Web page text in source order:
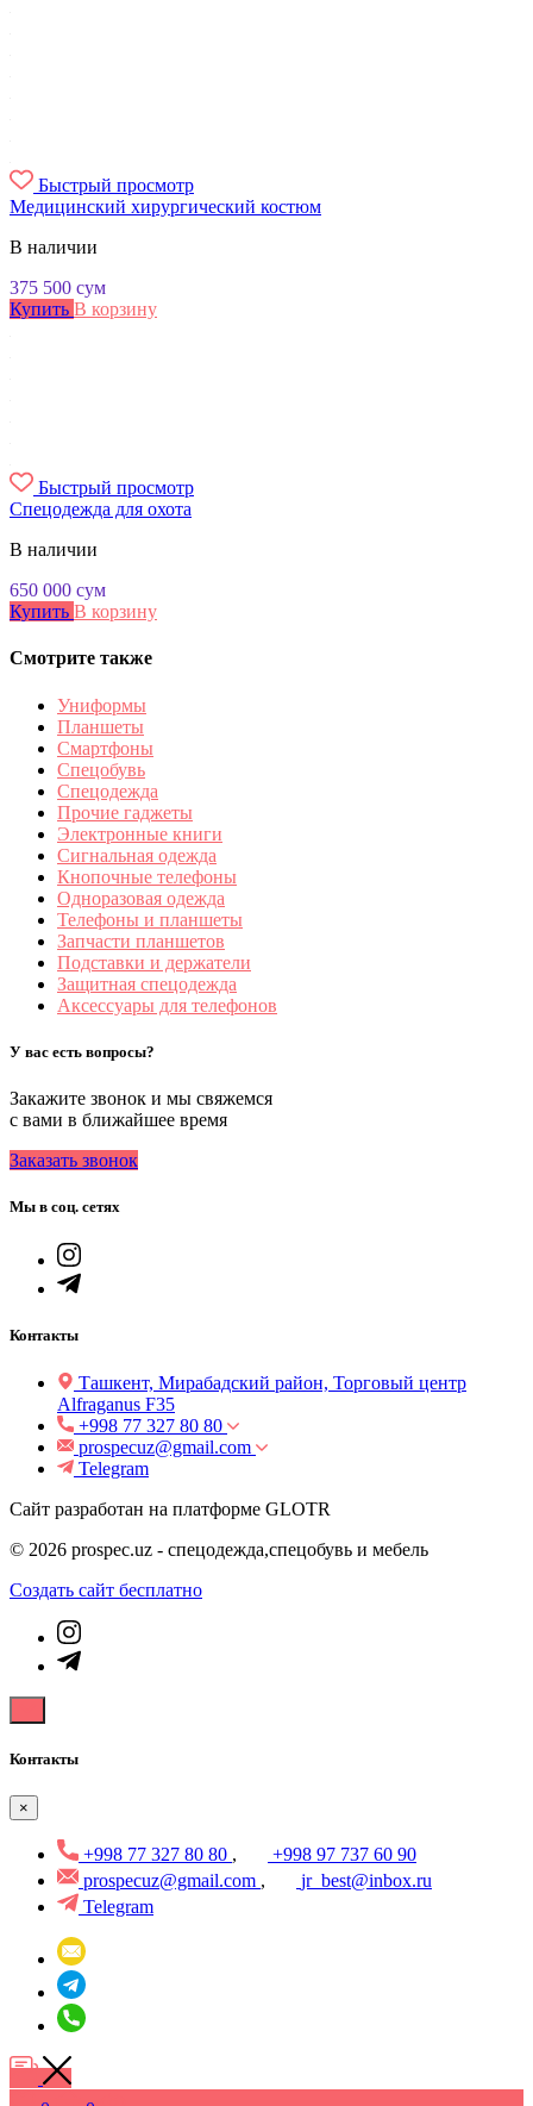
Быстрый просмотр
Медицинский хирургический костюм
В наличии
375 500 сум
Купить В корзину
Быстрый просмотр
Спецодежда для охота
В наличии
650 000 сум
Купить В корзину
Смотрите также
Униформы
Планшеты
Смартфоны
Спецобувь
Спецодежда
Прочие гаджеты
Электронные книги
Сигнальная одежда
Кнопочные телефоны
Одноразовая одежда
Телефоны и планшеты
Запчасти планшетов
Подставки и держатели
Защитная спецодежда
Аксессуары для телефонов
У вас есть вопросы?
Закажите звонок и мы свяжемся
с вами в ближайшее время
Заказать звонок
Мы в соц. сетях
Контакты
Ташкент, Мирабадский район, Торговый центр
Alfraganus F35
+998 77 327 80 80
prospecuz@gmail.com
Telegram
Сайт разработан на платформе GLOTR
© 2026 prospec.uz - спецодежда,спецобувь и мебель
Создать cайт бесплатно
Контакты
×
+998 77 327 80 80 ,
+998 97 737 60 90
prospecuz@gmail.com ,
jr_best@inbox.ru
Telegram